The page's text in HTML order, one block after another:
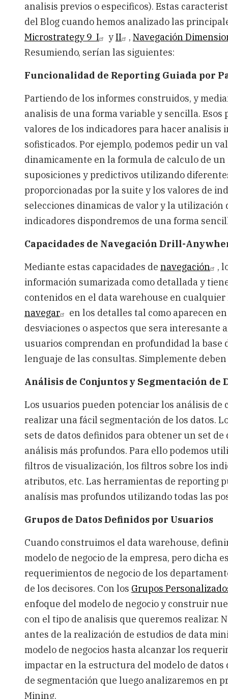
analisis previos o especificos). Estas
del Blog cuando hemos analizado las
Microstrategy 9 I
yII , Navegación
Resumiendo, serían las siguientes:
Funcionalidad de Reporting Guiada por
Partiendo de los informes construidos, y
analisis de una forma variable y sencilla.
valores de los indicadores para hacer
sofisticados. Por ejemplo, podemos pedir un
dinamicamente en la formula de calculo de
suposiciones y predictivos utilizando
proporcionadas por la suite y los valores de
selecciones dinamicas de valor y la utilización
indicadores dispondremos de una forma
Capacidades de Navegación Drill-
Mediante estas capacidades de navegación
,
información sumarizada como detallada y
contenidos en el data warehouse en
navegar
en los detalles tal como aparecen
desviaciones o aspectos que sera interesante
usuarios comprendan en profundidad la base
lenguaje de las consultas. Simplemente
Análisis de Conjuntos y Segmentación de
Los usuarios pueden potenciar los análisis
realizar una fácil segmentación de los datos.
sets de datos definidos para obtener un set
análisis más profundos. Para ello podemos
filtros de visualización, los filtros sobre los
atributos, etc. Las herramientas de reporting
analísis mas profundos utilizando todas las
Grupos de Datos Definidos por Usuarios
Cuando construimos el data warehouse,
modelo de negocio de la empresa, pero dicha
requerimientos de negocio de los
de los decisores. Con los Grupos
enfoque del modelo de negocio y construir
con el tipo de analisis que queremos realizar.
antes de la realización de estudios de data
modelo de negocios hasta alcanzar los
impactar en la estructura del modelo de
de segmentación que luego analizaremos en
Mining.